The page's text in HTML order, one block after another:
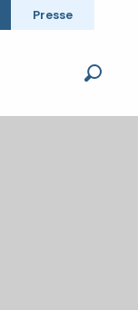
Presse